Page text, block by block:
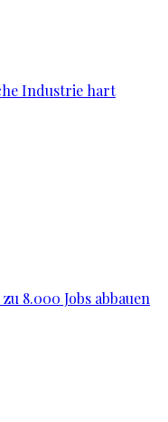
Industrie hart
8.000 Jobs abbauen